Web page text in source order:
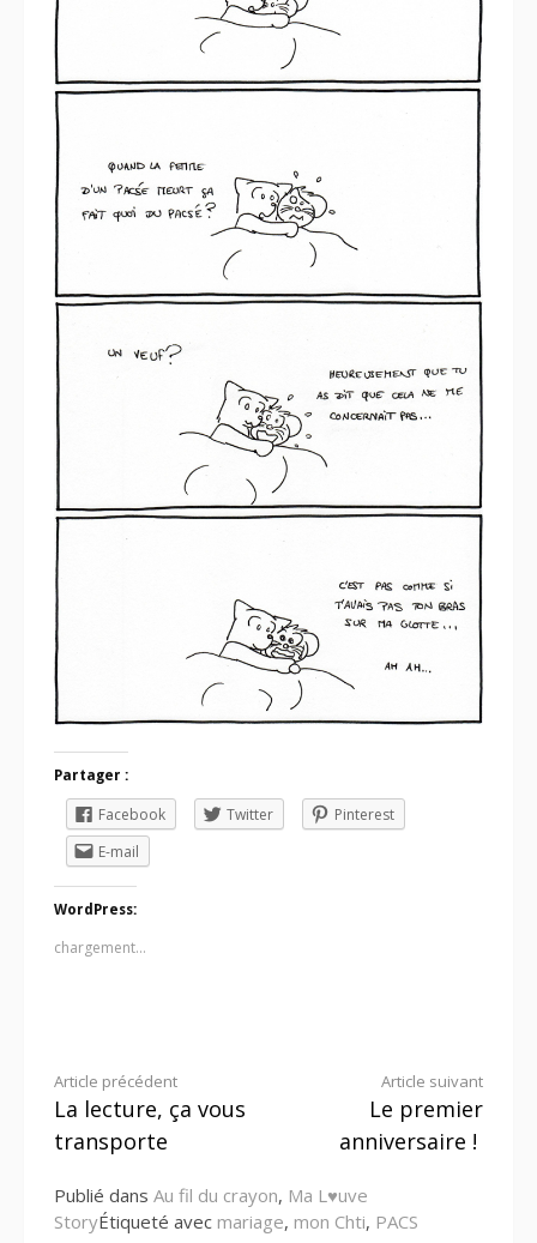
Partager :
Facebook Twitter
Pinterest
E-mail
WordPress:
chargement…
Lire
la
Article précédent
La lecture, ça vous
transporte
Article suivant
Le premier
anniversaire !
Publié dans Au fil du crayon, Ma L♥uve
StoryÉtiqueté avec mariage, mon Chti, PACS